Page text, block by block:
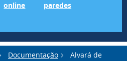
online
paredes
Documentação
Alvará de